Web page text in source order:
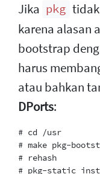
Jika pkg
karena alasan
bootstrap
harus
atau bahkan
DPorts:
# cd /usr
# make pkg-
# rehash
# pkg-static